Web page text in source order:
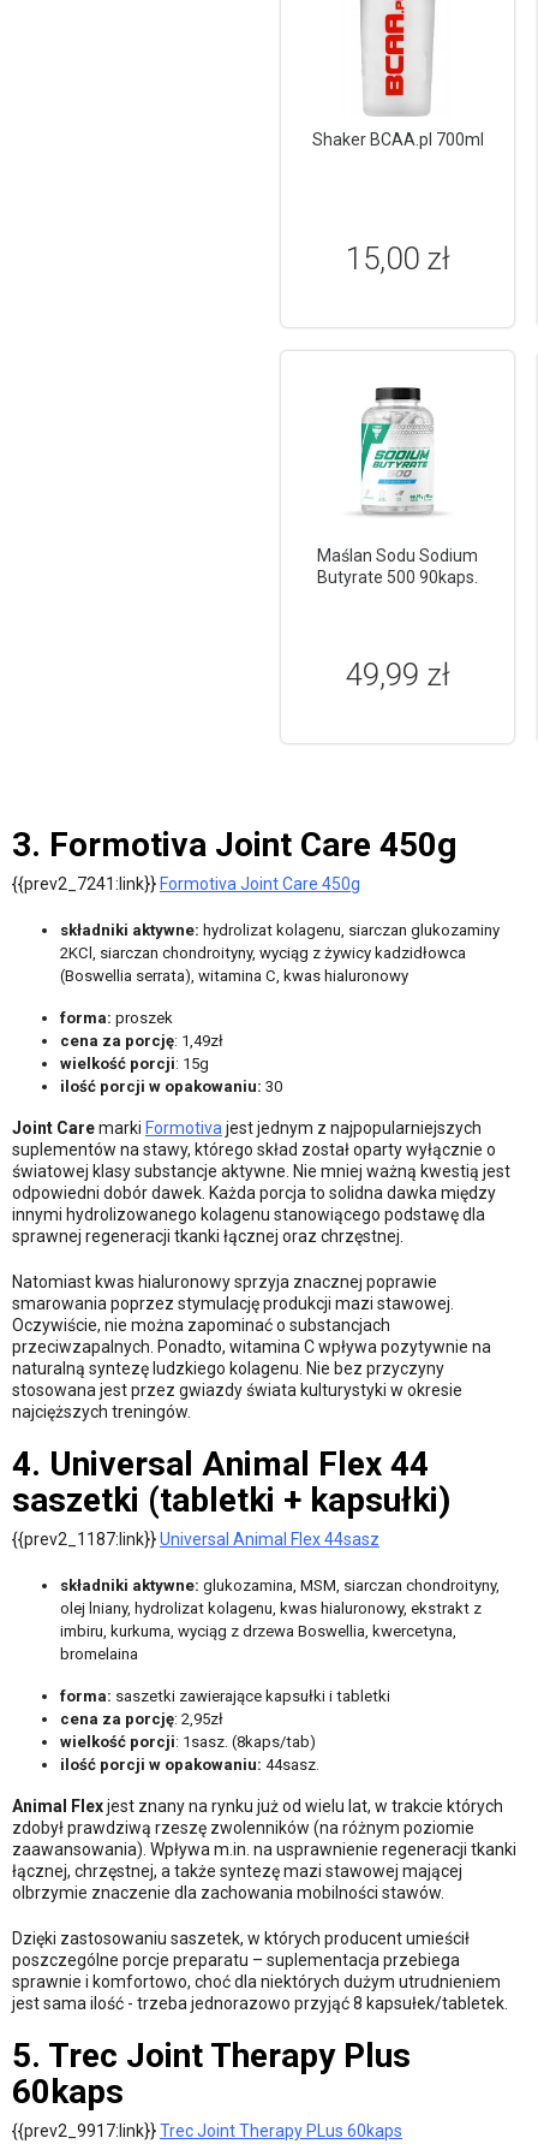
Shaker BCAA.pl 700ml
15,00 zł
Maślan Sodu Sodium
Butyrate 500 90kaps.
49,99 zł
3. Formotiva Joint Care 450g
{{prev2_7241:link}}Formotiva Joint Care 450g
składniki aktywne: hydrolizat kolagenu, siarczan glukozaminy
2KCl, siarczan chondroityny, wyciąg z żywicy kadzidłowca
(Boswellia serrata), witamina C, kwas hialuronowy
forma: proszek
cena za porcję: 1,49zł
wielkość porcji: 15g
ilość porcji w opakowaniu: 30
Joint Caremarki Formotiva jest jednym z najpopularniejszych
suplementów na stawy, którego skład został oparty wyłącznie o
światowej klasy substancje aktywne. Nie mniej ważną kwestią jest
odpowiedni dobór dawek. Każda porcja to solidna dawka między
innymi hydrolizowanego kolagenu stanowiącego podstawę dla
sprawnej regeneracji tkanki łącznej oraz chrzęstnej.
Natomiast kwas hialuronowy sprzyja znacznej poprawie
smarowania poprzez stymulację produkcji mazi stawowej.
Oczywiście, nie można zapominać o substancjach
przeciwzapalnych. Ponadto, witamina C wpływa pozytywnie na
naturalną syntezę ludzkiego kolagenu. Nie bez przyczyny
stosowana jest przez gwiazdy świata kulturystyki w okresie
najcięższych treningów.
4. Universal Animal Flex 44
saszetki (tabletki + kapsułki)
{{prev2_1187:link}}Universal Animal Flex 44sasz
składniki aktywne: glukozamina, MSM, siarczan chondroityny,
olej lniany, hydrolizat kolagenu, kwas hialuronowy, ekstrakt z
imbiru, kurkuma, wyciąg z drzewa Boswellia, kwercetyna,
bromelaina
forma: saszetki zawierające kapsułki i tabletki
cena za porcję: 2,95zł
wielkość porcji: 1sasz. (8kaps/tab)
ilość porcji w opakowaniu: 44sasz.
Animal Flexjest znany na rynku już od wielu lat, w trakcie których
zdobył prawdziwą rzeszę zwolenników (na różnym poziomie
zaawansowania). Wpływa m.in. na usprawnienie regeneracji tkanki
łącznej, chrzęstnej, a także syntezę mazi stawowej mającej
olbrzymie znaczenie dla zachowania mobilności stawów.
Dzięki zastosowaniu saszetek, w których producent umieścił
poszczególne porcje preparatu – suplementacja przebiega
sprawnie i komfortowo, choć dla niektórych dużym utrudnieniem
jest sama ilość - trzeba jednorazowo przyjąć 8 kapsułek/tabletek.
5. Trec Joint Therapy Plus
60kaps
{{prev2_9917:link}}Trec Joint Therapy PLus 60kaps